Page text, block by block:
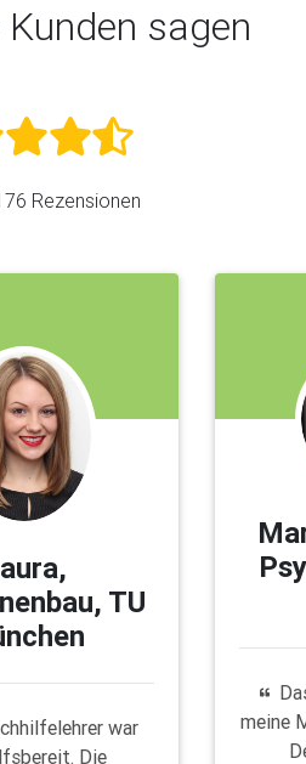
sagen
Rezensionen
TU
war
Die
meine